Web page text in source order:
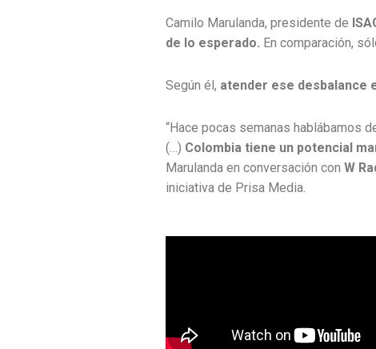
Camilo Marulanda, presidente de
de lo esperado. En comparación,
Según él, atender ese desbalance
“Hace pocas semanas hablábamos
(…) Colombia tiene un potencial
Marulanda en conversación con W
iniciativa de Prisa Media.